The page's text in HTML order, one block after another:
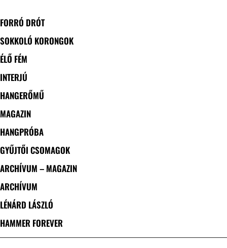
FORRÓ DRÓT
SOKKOLÓ KORONGOK
ÉLŐ FÉM
INTERJÚ
HANGERŐMŰ
MAGAZIN
HANGPRÓBA
GYŰJTŐI CSOMAGOK
ARCHÍVUM – MAGAZIN
ARCHÍVUM
LÉNÁRD LÁSZLÓ
HAMMER FOREVER